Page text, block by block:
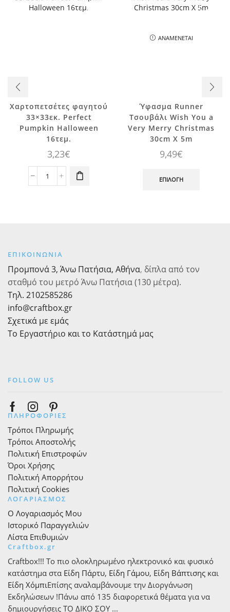
Χαρτοπετσέτες φαγητού
33×33εκ. Perfect
Pumpkin Halloween
16τεμ.
3,23€
Χαρτοπετσέτες
ποσότητα
ΑΝΑΜΈΝΕΤΑΙ
Ύφασμα Runner
Τσουβάλι Wish You a
Very Merry Christmas
30cm X 5m
9,49€
ΕΠΙΛΟΓΉ
ΕΠΙΚΟΙΝΩΝΙΑ
Προμπονά 3, Άνω Πατήσια, Αθήνα, δίπλα από τον
σταθμό του μετρό Άνω Πατήσια (130 μέτρα).
Τηλ. 2102585286
info@craftbox.gr
Σχετικά με εμάς
Το Εργαστήριο και το Κατάστημά μας
FOLLOW US
Facebook
Instagram
Pinterest
ΠΛΗΡΟΦΟΡΙΕΣ
Τρόποι Πληρωμής
Τρόποι Αποστολής
Πολιτική Επιστροφών
Όροι Χρήσης
Πολιτική Απορρήτου
Πολιτική Cookies
ΛΟΓΑΡΙΑΣΜΟΣ
Ο Λογαριασμός Μου
Ιστορικό Παραγγελιών
Λίστα Επιθυμιών
Craftbox.gr
Craftbox!!! Το πιο ολοκληρωμένο ηλεκτρονικό και φυσικό
κατάστημα στα Είδη Πάρτυ, Είδη Γάμου, Είδη Βάπτισης και
Είδη ΧόμπιΕπίσης αναλαμβάνουμε την Διοργάνωση
Εκδηλώσεων !Πάνω από 135 διαφορετικά θέματα για να
δημιουργήσεις ΤΟ ΔΙΚΟ ΣΟΥ ...